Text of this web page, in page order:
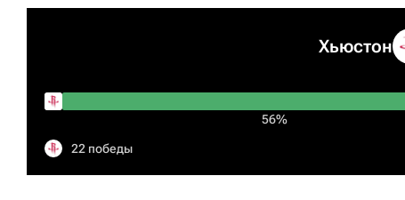
Хьюстон
56%
22 победы